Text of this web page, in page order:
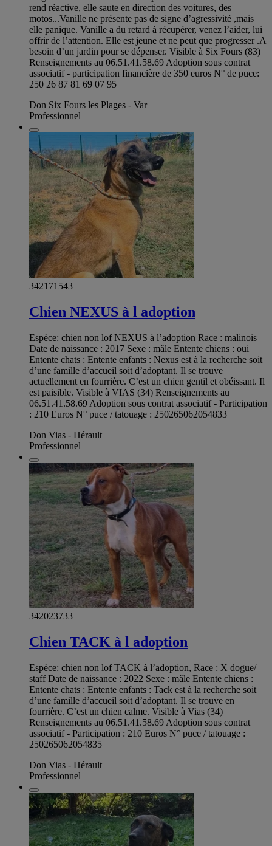
rend réactive, elle saute en direction des voitures, des
motos...Vanille ne présente pas de signe d’agressivité ,mais
elle panique. Vanille a du retard à récupérer, venez l’aider, lui
offrir de l’attention. Elle est jeune et ne peut que progresser .A
besoin d’un jardin pour se dépenser. Visible à Six Fours (83)
Renseignements au 06.51.41.58.69 Adoption sous contrat
associatif - participation financière de 350 euros N° de puce:
250 26 87 81 69 07 95
Don Six Fours les Plages - Var
Professionnel
342171543
Chien NEXUS à l adoption
Espèce: chien non lof NEXUS à l’adoption Race : malinois
Date de naissance : 2017 Sexe : mâle Entente chiens : oui
Entente chats : Entente enfants : Nexus est à la recherche soit
d’une famille d’accueil soit d’adoptant. Il se trouve
actuellement en fourrière. C’est un chien gentil et obéissant. Il
est paisible. Visible à VIAS (34) Renseignements au
06.51.41.58.69 Adoption sous contrat associatif - Participation
: 210 Euros N° puce / tatouage : 250265062054833
Don Vias - Hérault
Professionnel
342023733
Chien TACK à l adoption
Espèce: chien non lof TACK à l’adoption, Race : X dogue/
staff Date de naissance : 2022 Sexe : mâle Entente chiens :
Entente chats : Entente enfants : Tack est à la recherche soit
d’une famille d’accueil soit d’adoptant. Il se trouve en
fourrière. C’est un chien calme. Visible à Vias (34)
Renseignements au 06.51.41.58.69 Adoption sous contrat
associatif - Participation : 210 Euros N° puce / tatouage :
250265062054835
Don Vias - Hérault
Professionnel